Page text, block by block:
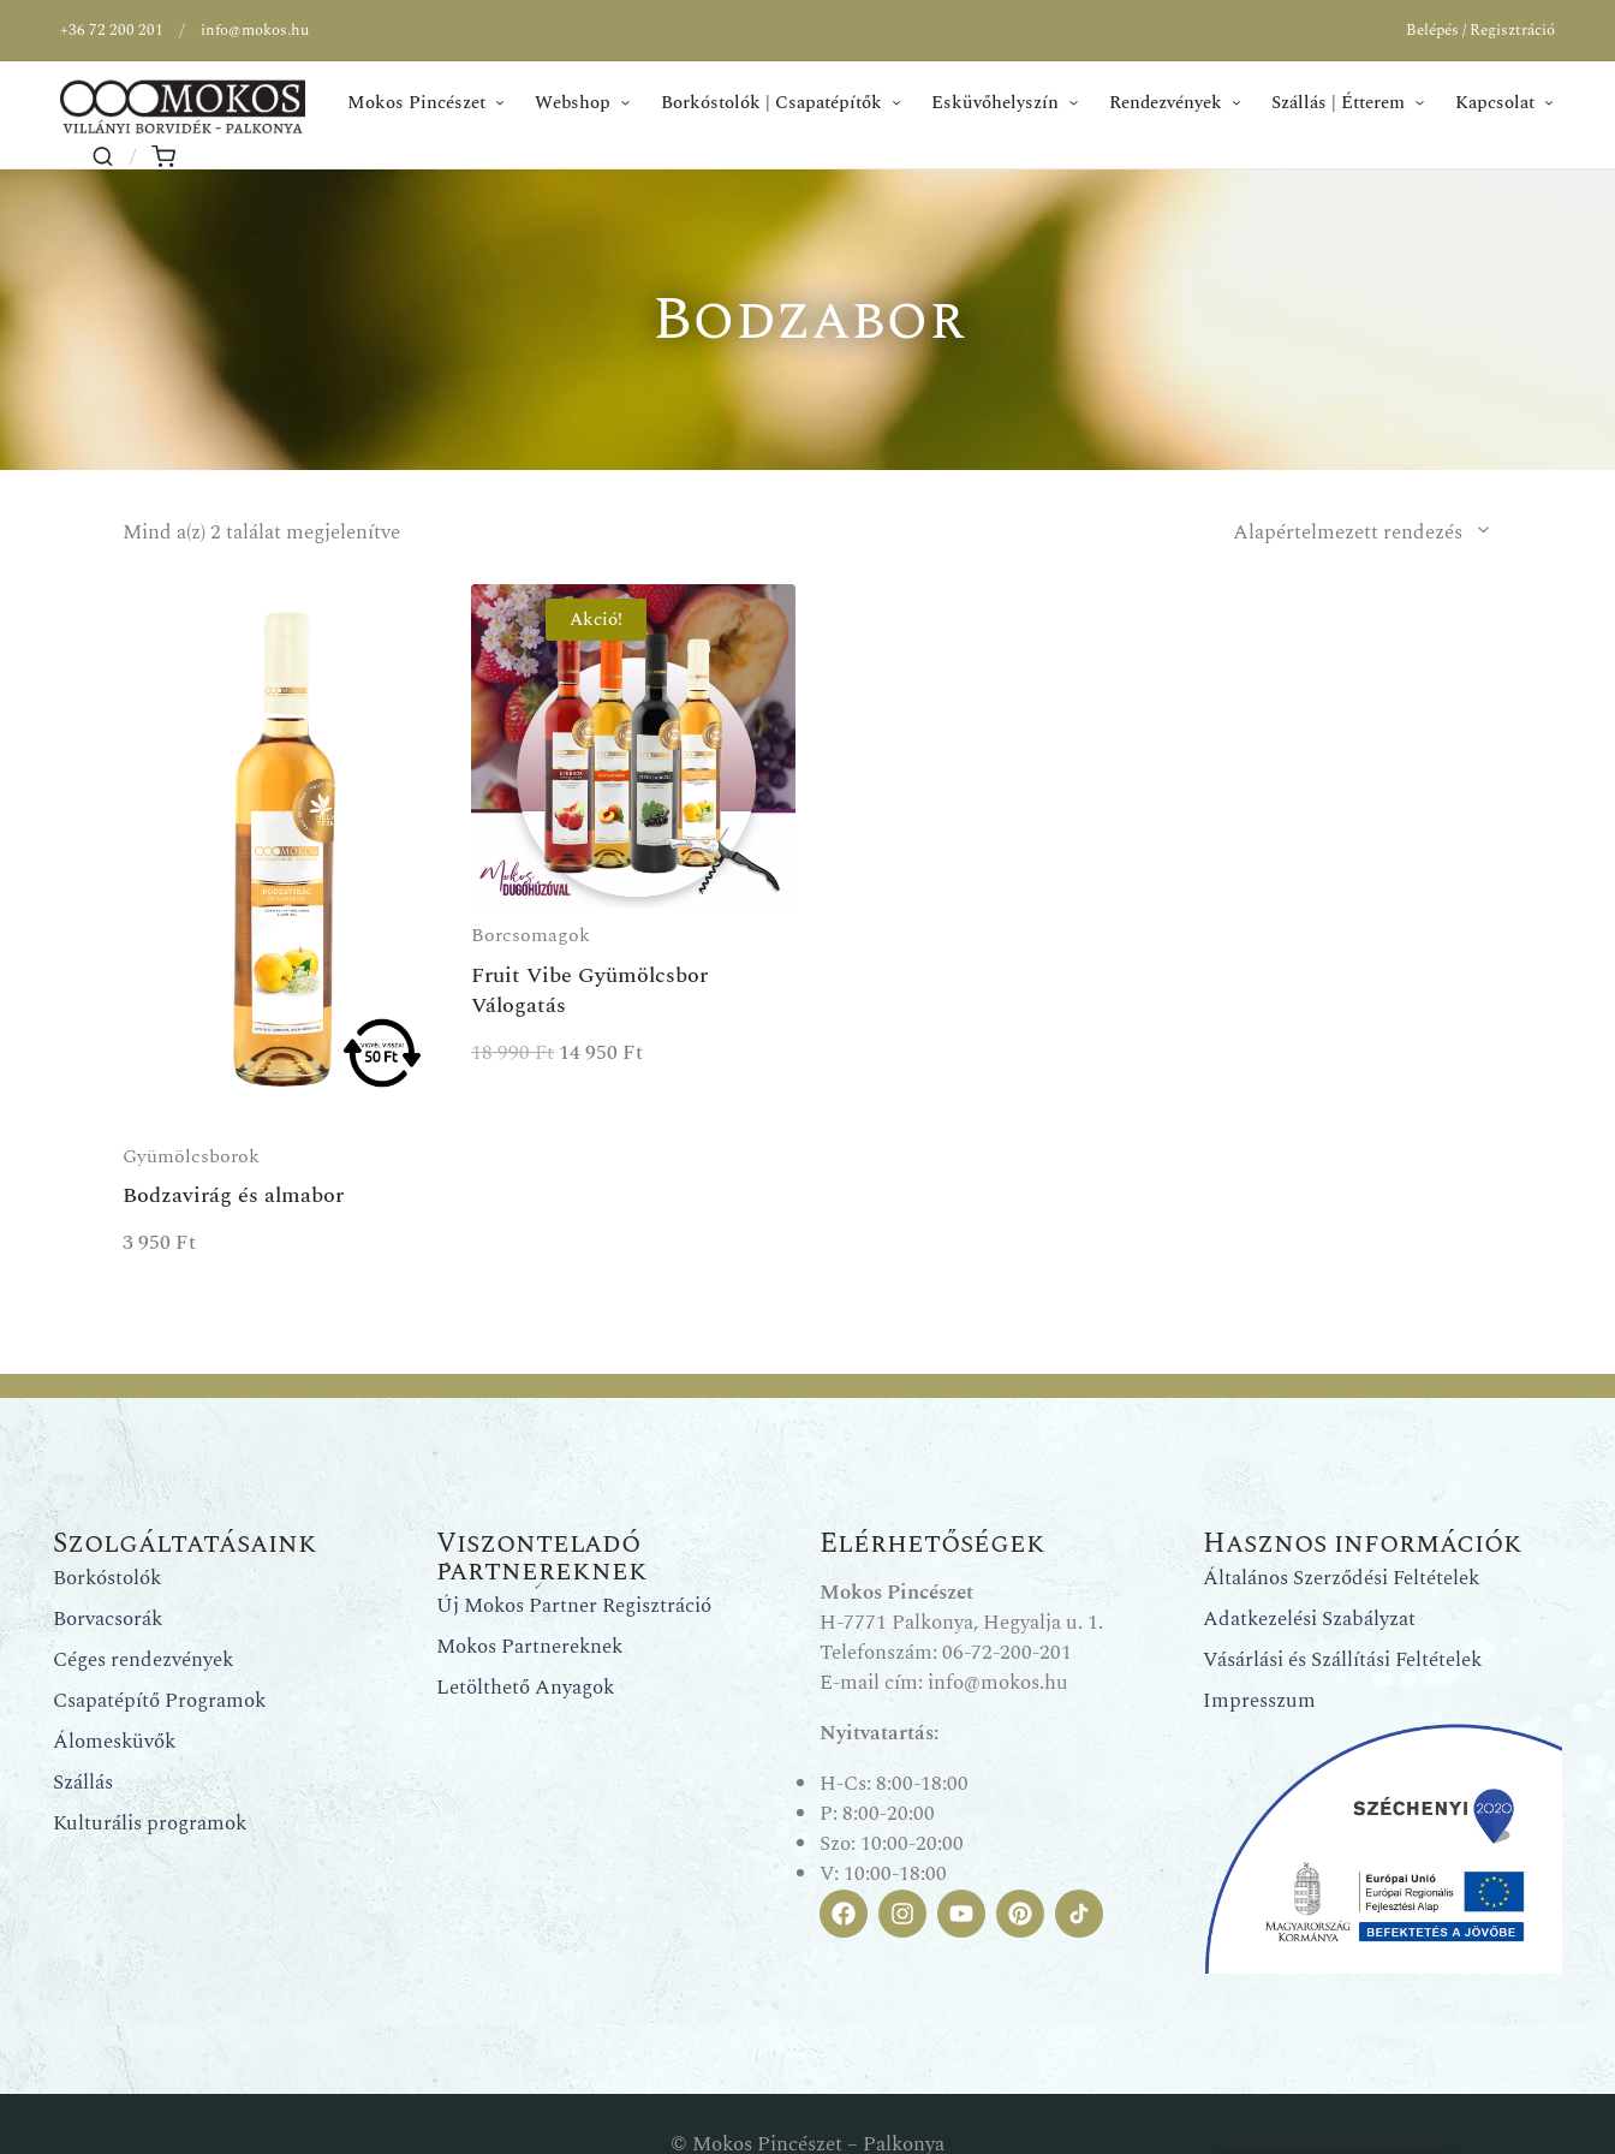
+36 72 200 201 info@mokos.hu Belépés / Regisztráció
Mokos Pincészet Webshop Borkóstolók | Csapatépítők Esküvőhelyszín Rendezvények Szállás | Étterem Kapcsolat
Bodzabor
Mind a(z) 2 találat megjelenítve Alapértelmezett rendezés
Gyümölcsborok
Bodzavirág és almabor
3 950 Ft
AKCIÓ
Akció!
Borcsomagok
Fruit Vibe Gyümölcsbor
Válogatás
18 990Ft14 950 Ft
Szolgáltatásaink
Borkóstolók
Borvacsorák
Céges rendezvények
Csapatépítő Programok
Álomesküvők
Szállás
Kulturális programok
Viszonteladó
partnereknek
Új Mokos Partner Regisztráció
Mokos Partnereknek
Letölthető Anyagok
Elérhetőségek
Mokos Pincészet
H-7771 Palkonya, Hegyalja u. 1.
Telefonszám:06-72-200-201
E-mail cím: info@mokos.hu
Nyitvatartás:
H-Cs: 8:00-18:00
P: 8:00-20:00
Szo: 10:00-20:00
V: 10:00-18:00
Hasznos információk
Általános Szerződési Feltételek
Adatkezelési Szabályzat
Vásárlási és Szállítási Feltételek
Impresszum
© Mokos Pincészet – Palkonya